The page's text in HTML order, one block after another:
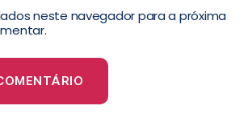
neste navegador para a próxima